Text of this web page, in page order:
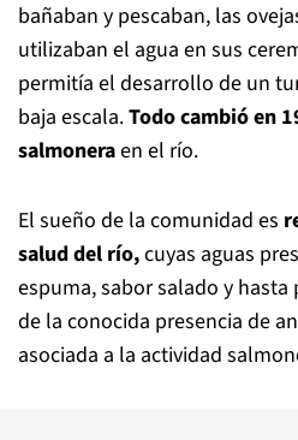
bañaban y pescaban, las
utilizaban el agua en sus
permitía el desarrollo de un
baja escala.Todo cambió en
salmoneraen el río.
El sueño de la comunidad es
salud del río,cuyas aguas
espuma, sabor salado y hasta
de la conocida presencia de
asociada a la actividad